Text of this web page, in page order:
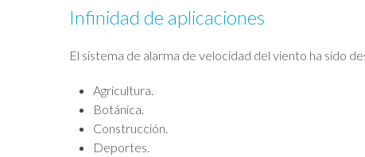
Infinidad de aplicaciones
El sistema de alarma de velocidad del viento ha sido
Agricultura.
Botánica.
Construcción.
Deportes.